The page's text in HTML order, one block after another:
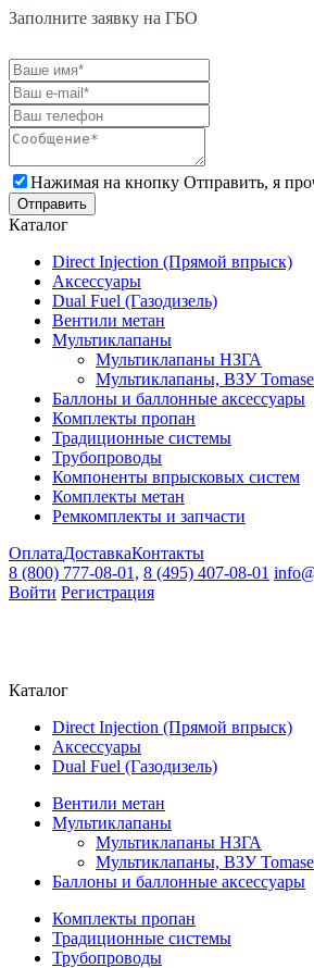
Заполните заявку на ГБО
Нажимая на кнопку Отправить, я
Каталог
Direct Injection (Прямой впрыск)
Аксессуары
Dual Fuel (Газодизель)
Вентили метан
Мультиклапаны
Мультиклапаны НЗГА
Мультиклапаны, ВЗУ
Баллоны и баллонные аксессуары
Комплекты пропан
Традиционные системы
Трубопроводы
Компоненты впрысковых систем
Комплекты метан
Ремкомплекты и запчасти
ОплатаДоставкаКонтакты
8 (800) 777-08-01, 8 (495) 407-08-01
Войти Регистрация
Каталог
Direct Injection (Прямой впрыск)
Аксессуары
Dual Fuel (Газодизель)
Вентили метан
Мультиклапаны
Мультиклапаны НЗГА
Мультиклапаны, ВЗУ
Баллоны и баллонные аксессуары
Комплекты пропан
Традиционные системы
Трубопроводы